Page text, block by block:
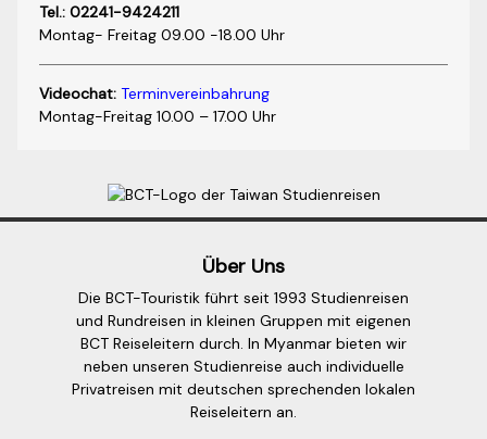
Tel.: 02241-9424211
Montag- Freitag 09.00 -18.00 Uhr
Videochat: Terminvereinbahrung
Montag-Freitag 10.00 – 17.00 Uhr
Über Uns
Die BCT-Touristik führt seit 1993 Studienreisen
und Rundreisen in kleinen Gruppen mit eigenen
BCT Reiseleitern durch. In Myanmar bieten wir
neben unseren Studienreise auch individuelle
Privatreisen mit deutschen sprechenden lokalen
Reiseleitern an.